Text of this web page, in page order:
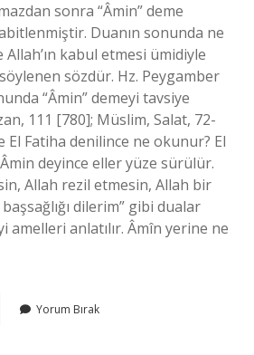
sonra “Âmin” deme
Duanın sonunda ne
Allah’ın kabul etmesi ümidiyle
sözdür. Hz. Peygamber
“Âmin” demeyi tavsiye
111 [780]; Müslim, Salat, 72-
El Fatiha denilince ne okunur? El
deyince eller yüze sürülür.
Allah rezil etmesin, Allah bir
dilerim” gibi dualar
anlatılır. Âmîn yerine ne
Yorum Bırak